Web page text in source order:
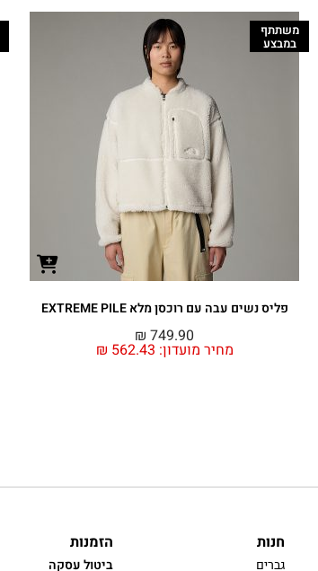
משתתף
במבצע
פליס נשים עבה עם רוכסן מלא EXTREME PILE
מחיר מועדון: ₪ 562.43
₪ 749.90
חנות
גברים
הזמנות
ביטול עסקה